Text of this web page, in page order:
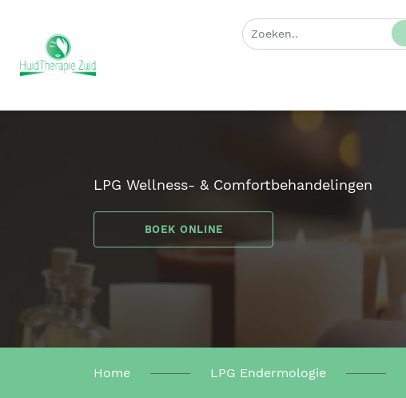
LPG Wellness- & Comfortbehandelingen
BOEK ONLINE
Home LPG Endermologie